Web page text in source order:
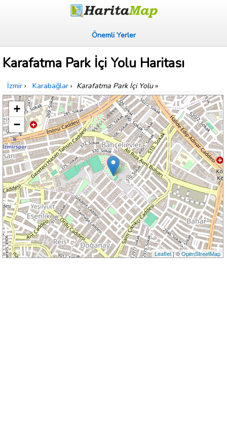
Önemli Yerler
Karafatma Park İçi Yolu Haritası
İzmir › Karabağlar › Karafatma Park İçi Yolu»
+
−
Leaflet| ©OpenStreetMap